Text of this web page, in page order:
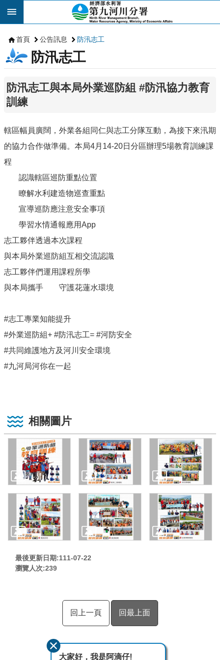
跳到主要內容區塊
首頁 公告訊息 防汛志工
防汛志工
防汛志工與本局外業巡防組 #防汛協力教育
訓練
轄區幅員廣闊，外業各組同仁與志工分隊互動，為接下來汛期
的協力合作做準備。本局4月14-20日分區辦理5場教育訓練課
程
認識轄區巡防重點位置
瞭解水利建造物巡查重點
宣導巡防應注意安全事項
學習水情通報應用App
志工夥伴透過本次課程
與本局外業巡防組互相交流認識
志工夥伴們運用課程所學
與本局攜手
守護花蓮水環境
#志工專業知能提升
#外業巡防組+ #防汛志工= #河防安全
#共同維護地方及河川安全環境
#九河局河你在一起
相關圖片
最後更新日期:111-07-22
瀏覽人次:239
回上一頁 回最上面
大家好，我是阿滴仔!